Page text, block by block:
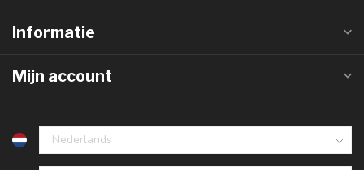
Informatie
Mijn account